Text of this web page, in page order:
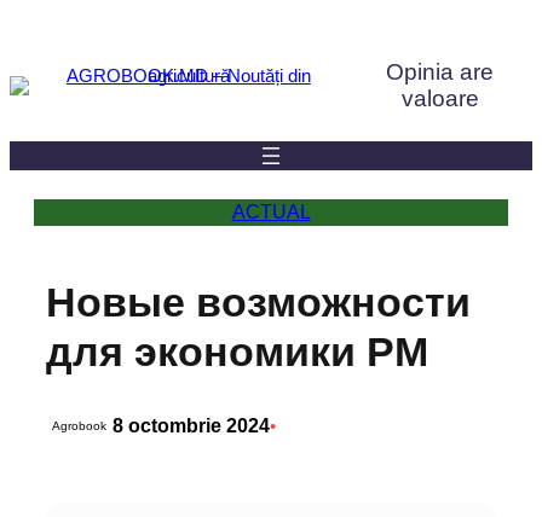
conținut
Opinia are
valoare
ACTUAL
Новые возможности
для экономики РМ
Agrobook 8 octombrie 2024•